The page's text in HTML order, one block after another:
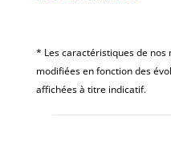
* Les caractéristiques de
modifiées en fonction des
affichées à titre indicatif.